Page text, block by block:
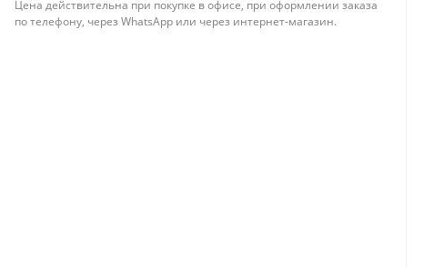
Цена действительна при покупке в офисе, при оформлении заказа
по телефону, через WhatsApp или через интернет-магазин.